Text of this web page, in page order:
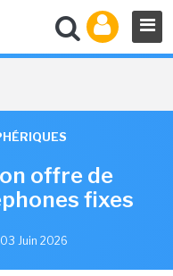
offre de
fixes
Juin 2026